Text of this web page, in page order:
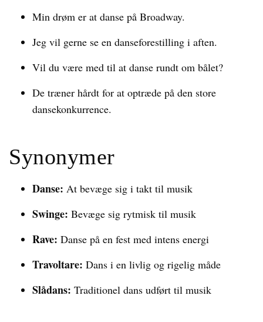
Min drøm er at danse på Broadway.
Jeg vil gerne se en danseforestilling i aften.
Vil du være med til at danse rundt om bålet?
De træner hårdt for at optræde på den store
dansekonkurrence.
Synonymer
Danse: At bevæge sig i takt til musik
Swinge: Bevæge sig rytmisk til musik
Rave: Danse på en fest med intens energi
Travoltare: Dans i en livlig og rigelig måde
Slådans: Traditionel dans udført til musik